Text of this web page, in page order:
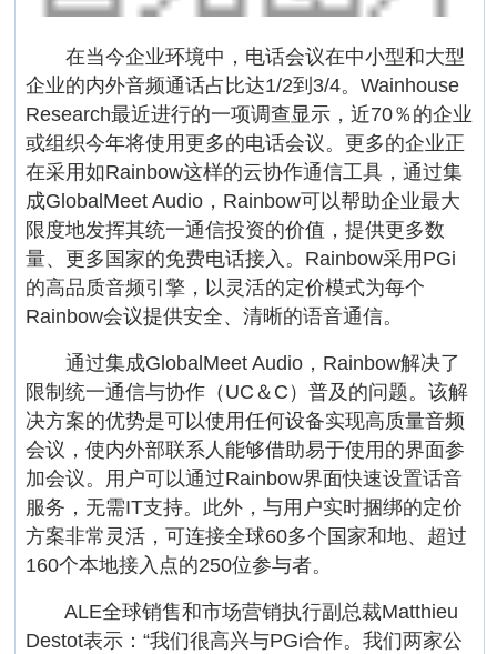
在当今企业环境中，电话会议在中小型和大型
企业的内外音频通话占比达1/2到3/4。Wainhouse
Research最近进行的一项调查显示，近70％的企业
或组织今年将使用更多的电话会议。更多的企业正
在采用如Rainbow这样的云协作通信工具，通过集
成GlobalMeet Audio，Rainbow可以帮助企业最大
限度地发挥其统一通信投资的价值，提供更多数
量、更多国家的免费电话接入。Rainbow采用PGi
的高品质音频引擎，以灵活的定价模式为每个
Rainbow会议提供安全、清晰的语音通信。
通过集成GlobalMeet Audio，Rainbow解决了
限制统一通信与协作（UC＆C）普及的问题。该解
决方案的优势是可以使用任何设备实现高质量音频
会议，使内外部联系人能够借助易于使用的界面参
加会议。用户可以通过Rainbow界面快速设置话音
服务，无需IT支持。此外，与用户实时捆绑的定价
方案非常灵活，可连接全球60多个国家和地、超过
160个本地接入点的250位参与者。
ALE全球销售和市场营销执行副总裁Matthieu
Destot表示：“我们很高兴与PGi合作。我们两家公